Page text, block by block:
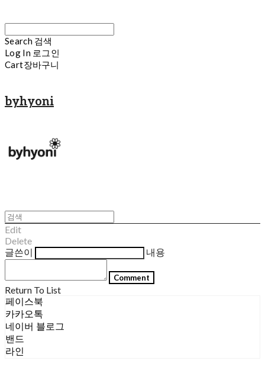
Search 검색
Log In 로그인
Cart장바구니
byhyoni
Edit
Delete
글쓴이
내용
Comment
Return To List
페이스북
카카오톡
네이버 블로그
밴드
라인